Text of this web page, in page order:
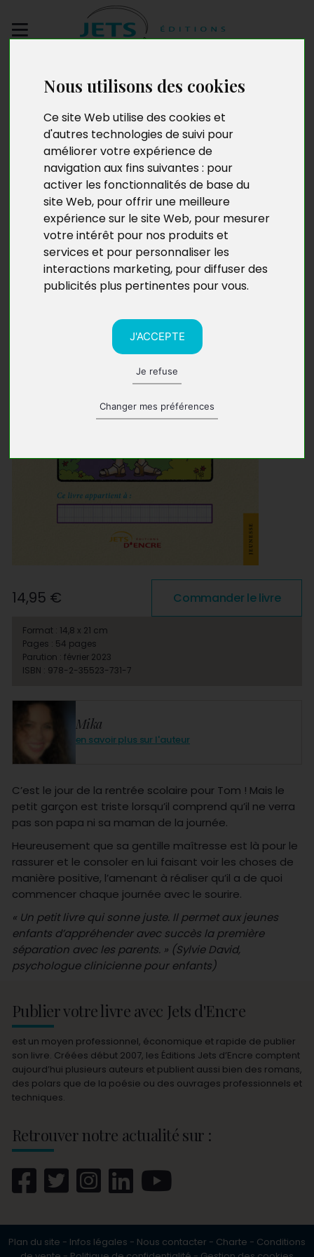
Nous utilisons des cookies
Ce site Web utilise des cookies et
d'autres technologies de suivi pour
améliorer votre expérience de
navigation aux fins suivantes : pour
activer les fonctionnalités de base du
site Web, pour offrir une meilleure
expérience sur le site Web, pour mesurer
votre intérêt pour nos produits et
services et pour personnaliser les
interactions marketing, pour diffuser des
publicités plus pertinentes pour vous.
J'ACCEPTE
Je refuse
Changer mes préférences
manuscrit
Je commence ma
journée avec le sourire
Mika
en savoir plus sur l'auteur
C’est le jour de la rentrée scolaire pour Tom ! Mais le
petit garçon est triste lorsqu’il comprend qu’il ne verra
pas son papa ni sa maman de la journée.
Heureusement que sa gentille maîtresse est là pour le
rassurer et le consoler en lui faisant voir les choses de
manière positive, l’amenant à réaliser qu’il a de quoi
commencer chaque journée avec le sourire.
« Un petit livre qui sonne juste. Il permet aux jeunes
enfants d’appréhender avec succès la première
séparation avec les parents. » (Sylvie David,
psychologue clinicienne pour enfants)
14,95 € Commander le livre
Format : 14,8 x 21 cm
Pages : 54 pages
Parution : février 2023
ISBN : 978-2-35523-731-7
Publier votre livre avec Jets d'Encre
est un moyen professionnel, économique et rapide de publier
son livre. Créées début 2007, les Éditions Jets d’Encre comptent
aujourd’hui plusieurs auteurs et publient aussi bien des romans,
des polars que de la poésie ou des ouvrages professionnels et
techniques.
Retrouver notre actualité sur :
Plan du site - Infos légales - Nous contacter - Charte - Conditions